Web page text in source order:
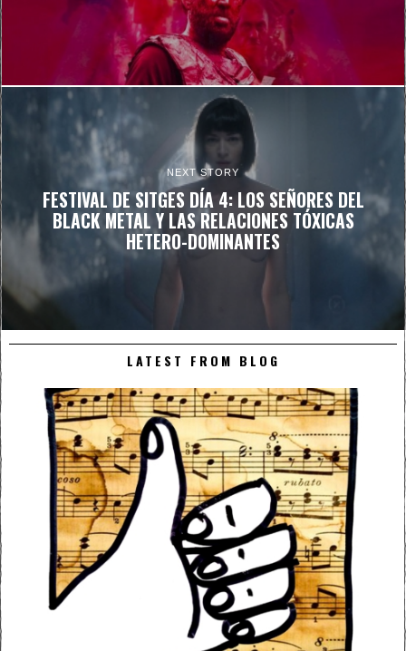
NEXT STORY
FESTIVAL DE SITGES DÍA 4: LOS SEÑORES DEL
BLACK METAL Y LAS RELACIONES TÓXICAS
HETERO-DOMINANTES
LATEST FROM BLOG